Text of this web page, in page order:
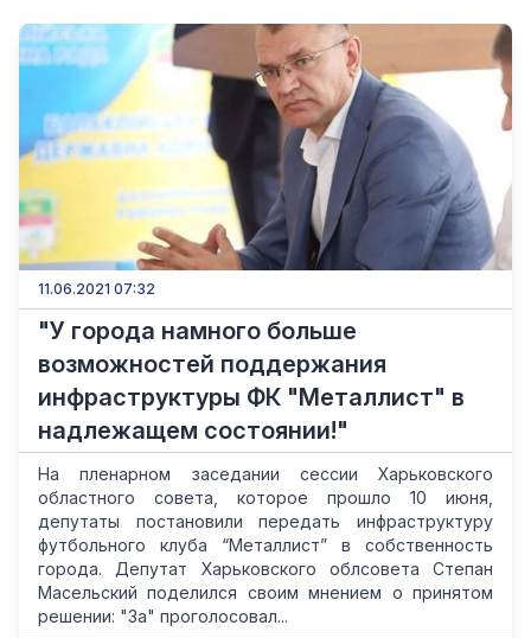
11.06.2021 07:32
"У города намного больше
возможностей поддержания
инфраструктуры ФК "Металлист" в
надлежащем состоянии!"
На пленарном заседании сессии Харьковского
областного совета, которое прошло 10 июня,
депутаты постановили передать инфраструктуру
футбольного клуба “Металлист” в собственность
города. Депутат Харьковского облсовета Степан
Масельский поделился своим мнением о принятом
решении: "За" проголосовал...